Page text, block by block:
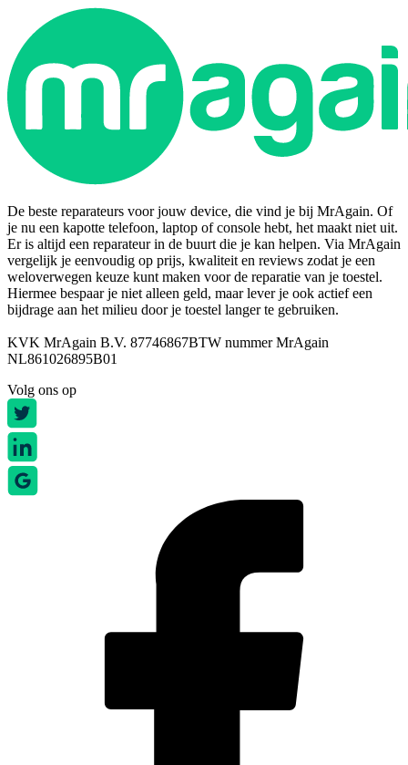
De beste reparateurs voor jouw device, die vind je bij MrAgain. Of
je nu een kapotte telefoon, laptop of console hebt, het maakt niet uit.
Er is altijd een reparateur in de buurt die je kan helpen. Via MrAgain
vergelijk je eenvoudig op prijs, kwaliteit en reviews zodat je een
weloverwegen keuze kunt maken voor de reparatie van je toestel.
Hiermee bespaar je niet alleen geld, maar lever je ook actief een
bijdrage aan het milieu door je toestel langer te gebruiken.
KVK MrAgain B.V. 87746867BTW nummer MrAgain
NL861026895B01
Volg ons op